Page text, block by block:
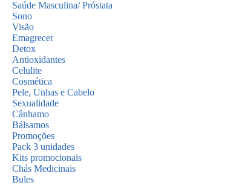
Saúde Masculina/ Próstata
Sono
Visão
Emagrecer
Detox
Antioxidantes
Celulite
Cosmética
Pele, Unhas e Cabelo
Sexualidade
Cânhamo
Bálsamos
Promoções
Pack 3 unidades
Kits promocionais
Chás Medicinais
Bules